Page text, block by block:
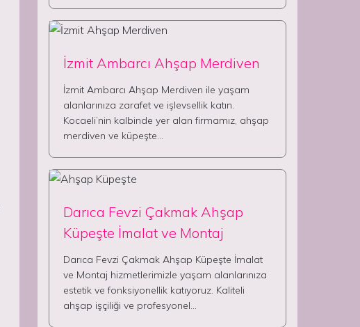
İzmit Ambarcı Ahşap Merdiven
İzmit Ambarcı Ahşap Merdiven ile yaşam
alanlarınıza zarafet ve işlevsellik katın.
Kocaeli’nin kalbinde yer alan firmamız, ahşap
merdiven ve küpeşte…
Darıca Fevzi Çakmak Ahşap
Küpeşte İmalat ve Montaj
Darıca Fevzi Çakmak Ahşap Küpeşte İmalat
ve Montaj hizmetlerimizle yaşam alanlarınıza
estetik ve fonksiyonellik katıyoruz. Kaliteli
ahşap işçiliği ve profesyonel…